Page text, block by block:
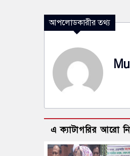
আপলোডকারীর তথ্য
এ ক্যাটাগরির আরো